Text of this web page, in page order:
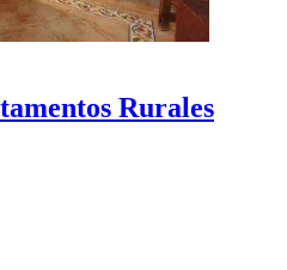
Rurales